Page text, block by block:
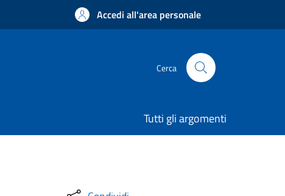
Accedi all'area personale
Cerca
Tutti gli argomenti